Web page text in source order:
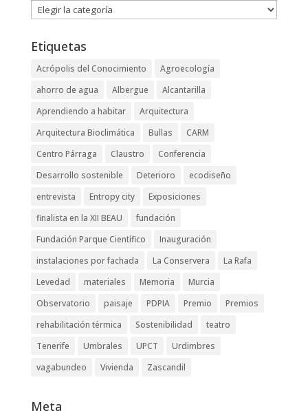
Categorías
Etiquetas
Acrópolis del Conocimiento
Agroecología
ahorro de agua
Albergue
Alcantarilla
Aprendiendo a habitar
Arquitectura
Arquitectura Bioclimática
Bullas
CARM
Centro Párraga
Claustro
Conferencia
Desarrollo sostenible
Deterioro
ecodiseño
entrevista
Entropy city
Exposiciones
finalista en la XII BEAU
fundación
Fundación Parque Científico
Inauguración
instalaciones por fachada
La Conservera
La Rafa
Levedad
materiales Memoria
Murcia
Observatorio
paisaje PDPIA Premio
Premios
rehabilitación térmica
Sostenibilidad
teatro
Tenerife
Umbrales UPCT
Urdimbres
vagabundeo
Vivienda Zascandil
Meta